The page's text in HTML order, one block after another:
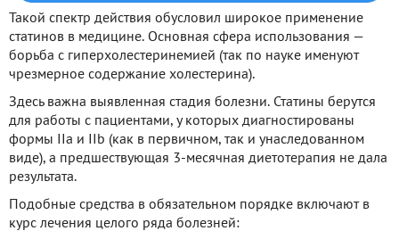
Такой спектр действия обусловил широкое применение
статинов в медицине. Основная сфера использования —
борьба с гиперхолестеринемией (так по науке именуют
чрезмерное содержание холестерина).
Здесь важна выявленная стадия болезни. Статины берутся
для работы с пациентами, у которых диагностированы
формы IIa и IIb (как в первичном, так и унаследованном
виде), а предшествующая 3-месячная диетотерапия не дала
результата.
Подобные средства в обязательном порядке включают в
курс лечения целого ряда болезней: